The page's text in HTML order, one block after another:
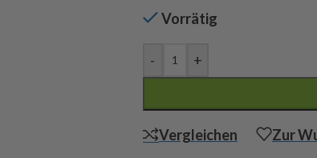
Vorrätig
- +
Vergleichen Zur